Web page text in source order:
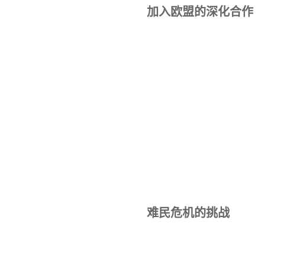
加入欧盟的深化合作
难民危机的挑战